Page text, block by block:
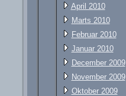
April 2010
Marts 2010
Februar 2010
Januar 2010
December 2009
November 2009
Oktober 2009